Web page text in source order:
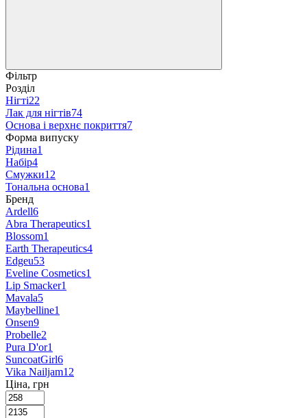
Фільтр
Розділ
Нігті22
Лак для нігтів74
Основа і верхнє покриття7
Форма випуску
Рідина1
Набір4
Смужки12
Тональна основа1
Бренд
Ardell6
Abra Therapeutics1
Blossom1
Earth Therapeutics4
Edgeu53
Eveline Cosmetics1
Lip Smacker1
Mavala5
Maybelline1
Onsen9
Probelle2
Pura D'or1
SuncoatGirl6
Vika Nailjam12
Ціна, грн